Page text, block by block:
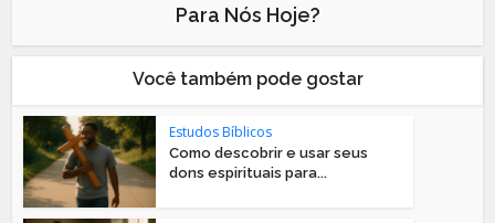
Para Nós Hoje?
Você também pode gostar
Estudos Bíblicos
Como descobrir e usar seus
dons espirituais para...